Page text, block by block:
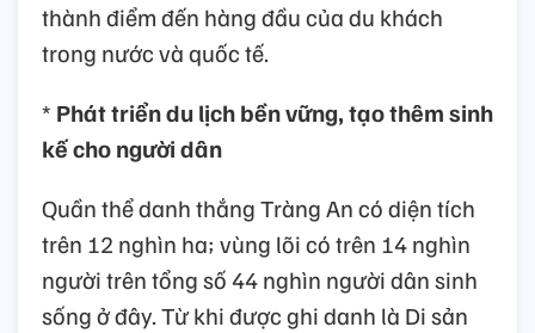
thành điểm đến hàng đầu của du khách
trong nước và quốc tế.
* Phát triển du lịch bền vững, tạo thêm sinh
kế cho người dân
Quần thể danh thắng Tràng An có diện tích
trên 12 nghìn ha; vùng lõi có trên 14 nghìn
người trên tổng số 44 nghìn người dân sinh
sống ở đây. Từ khi được ghi danh là Di sản